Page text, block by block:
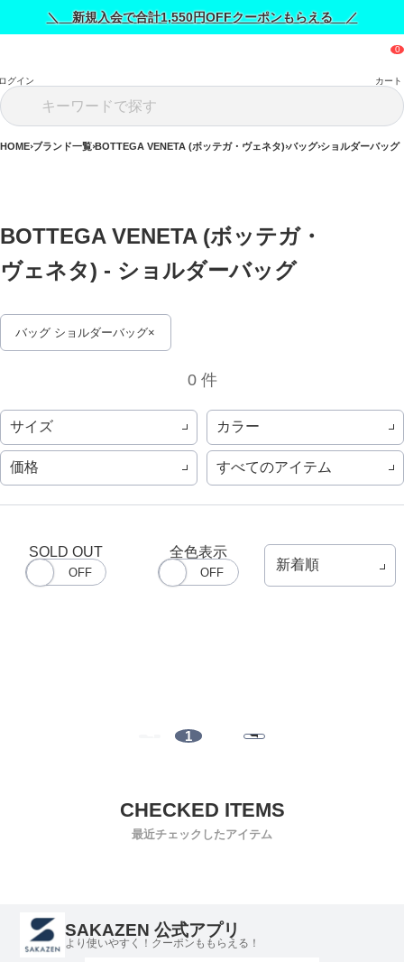
＼ 新規入会で合計1,550円OFFクーポンもらえる ／
グイン カート
HOME ブランド一覧 BOTTEGA VENETA (ボッテガ・ヴェネタ) バッグ ショルダーバッグ
BOTTEGA VENETA (ボッテガ・
ヴェネタ) - ショルダーバッグ
バッグ ショルダーバッグ
0 件
サイズ カラー
価格 すべてのアイテム
SOLD OUT 全色表示
1
最近チェックしたアイテム
SAKAZEN 公式アプリ
より使いやすく！クーポンももらえる！